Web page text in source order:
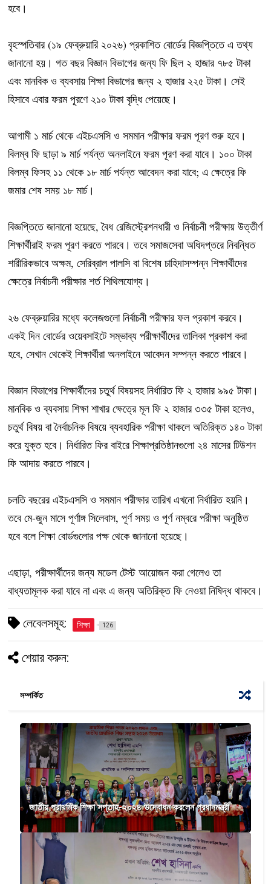
হবে।
বৃহস্পতিবার (১৯ ফেব্রুয়ারি ২০২৬) প্রকাশিত বোর্ডের বিজ্ঞপ্তিতে এ তথ্য
জানানো হয়। গত বছর বিজ্ঞান বিভাগের জন্য ফি ছিল ২ হাজার ৭৮৫ টাকা
এবং মানবিক ও ব্যবসায় শিক্ষা বিভাগের জন্য ২ হাজার ২২৫ টাকা। সেই
হিসাবে এবার ফরম পূরণে ২১০ টাকা বৃদ্ধি পেয়েছে।
আগামী ১ মার্চ থেকে এইচএসসি ও সমমান পরীক্ষার ফরম পূরণ শুরু হবে।
বিলম্ব ফি ছাড়া ৯ মার্চ পর্যন্ত অনলাইনে ফরম পূরণ করা যাবে। ১০০ টাকা
বিলম্ব ফিসহ ১১ থেকে ১৮ মার্চ পর্যন্ত আবেদন করা যাবে; এ ক্ষেত্রে ফি
জমার শেষ সময় ১৮ মার্চ।
বিজ্ঞপ্তিতে জানানো হয়েছে, বৈধ রেজিস্ট্রেশনধারী ও নির্বাচনী পরীক্ষায় উত্তীর্ণ
শিক্ষার্থীরাই ফরম পূরণ করতে পারবে। তবে সমাজসেবা অধিদপ্তরে নিবন্ধিত
শারীরিকভাবে অক্ষম, সেরিব্রাল পালসি বা বিশেষ চাহিদাসম্পন্ন শিক্ষার্থীদের
ক্ষেত্রে নির্বাচনী পরীক্ষার শর্ত শিথিলযোগ্য।
২৬ ফেব্রুয়ারির মধ্যে কলেজগুলো নির্বাচনী পরীক্ষার ফল প্রকাশ করবে।
একই দিন বোর্ডের ওয়েবসাইটে সম্ভাব্য পরীক্ষার্থীদের তালিকা প্রকাশ করা
হবে, সেখান থেকেই শিক্ষার্থীরা অনলাইনে আবেদন সম্পন্ন করতে পারবে।
বিজ্ঞান বিভাগের শিক্ষার্থীদের চতুর্থ বিষয়সহ নির্ধারিত ফি ২ হাজার ৯৯৫ টাকা।
মানবিক ও ব্যবসায় শিক্ষা শাখার ক্ষেত্রে মূল ফি ২ হাজার ৩৩৫ টাকা হলেও,
চতুর্থ বিষয় বা নৈর্বাচনিক বিষয়ে ব্যবহারিক পরীক্ষা থাকলে অতিরিক্ত ১৪০ টাকা
করে যুক্ত হবে। নির্ধারিত ফির বাইরে শিক্ষাপ্রতিষ্ঠানগুলো ২৪ মাসের টিউশন
ফি আদায় করতে পারবে।
চলতি বছরের এইচএসসি ও সমমান পরীক্ষার তারিখ এখনো নির্ধারিত হয়নি।
তবে মে-জুন মাসে পূর্ণাঙ্গ সিলেবাস, পূর্ণ সময় ও পূর্ণ নম্বরে পরীক্ষা অনুষ্ঠিত
হবে বলে শিক্ষা বোর্ডগুলোর পক্ষ থেকে জানানো হয়েছে।
এছাড়া, পরীক্ষার্থীদের জন্য মডেল টেস্ট আয়োজন করা গেলেও তা
বাধ্যতামূলক করা যাবে না এবং এ জন্য অতিরিক্ত ফি নেওয়া নিষিদ্ধ থাকবে।
লেবেলসমূহ: শিক্ষা 126
শেয়ার করুন:
সম্পর্কিত
জাতীয় প্রাথমিক শিক্ষা সপ্তাহ-২০২৪ উদ্বোধন করলেন প্রধানমন্ত্রী